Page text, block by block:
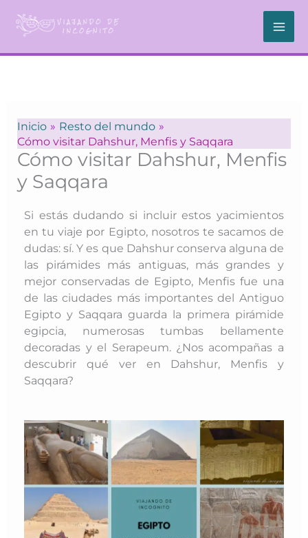
contenido
Inicio
Resto del mundo
Cómo visitar Dahshur, Menfis y Saqqara
Cómo visitar Dahshur, Menfis
y Saqqara
Si estás dudando si incluir estos yacimientos
en tu viaje por Egipto, nosotros te sacamos de
dudas: sí. Y es que Dahshur conserva alguna de
las pirámides más antiguas, más grandes y
mejor conservadas de Egipto, Menfis fue una
de las ciudades más importantes del Antiguo
Egipto y Saqqara guarda la primera pirámide
egipcia, numerosas tumbas bellamente
decoradas y el Serapeum. ¿Nos acompañas a
descubrir qué ver en Dahshur, Menfis y
Saqqara?